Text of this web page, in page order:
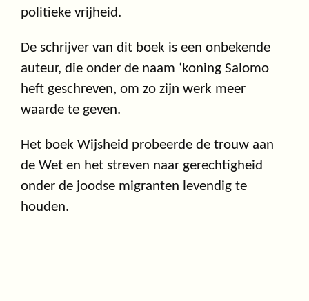
politieke vrijheid.
De schrijver van dit boek is een onbekende
auteur, die onder de naam ‘koning Salomo
heft geschreven, om zo zijn werk meer
waarde te geven.
Het boek Wijsheid probeerde de trouw aan
de Wet en het streven naar gerechtigheid
onder de joodse migranten levendig te
houden.